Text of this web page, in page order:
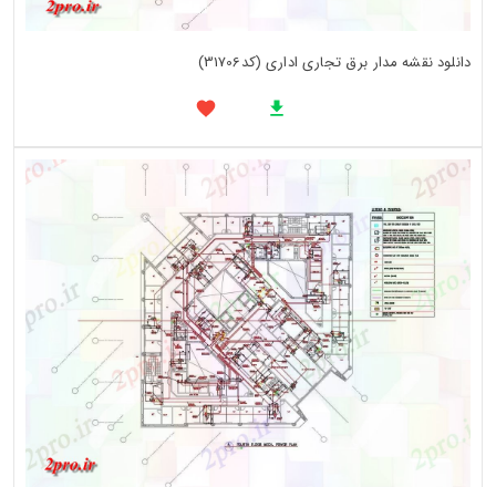
دانلود نقشه مدار برق تجاری اداری (کد31706)